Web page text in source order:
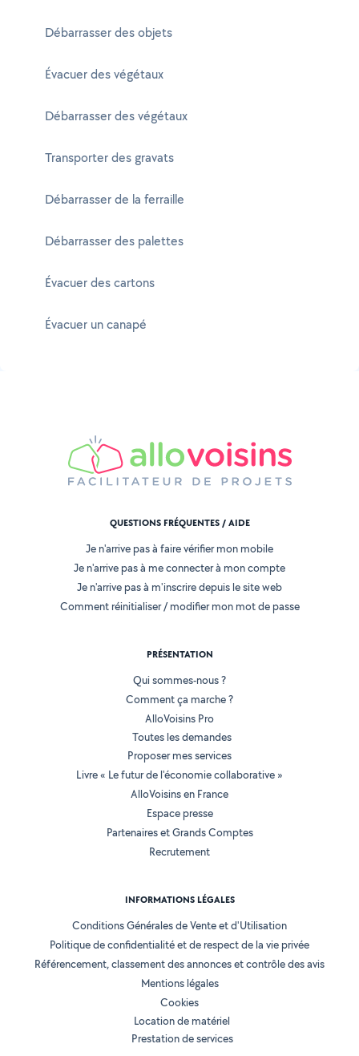
Débarrasser des objets
Évacuer des végétaux
Débarrasser des végétaux
Transporter des gravats
Débarrasser de la ferraille
Débarrasser des palettes
Évacuer des cartons
Évacuer un canapé
QUESTIONS FRÉQUENTES / AIDE
Je n'arrive pas à faire vérifier mon mobile
Je n'arrive pas à me connecter à mon compte
Je n'arrive pas à m'inscrire depuis le site web
Comment réinitialiser / modifier mon mot de passe
PRÉSENTATION
Qui sommes-nous ?
Comment ça marche ?
AlloVoisins Pro
Toutes les demandes
Proposer mes services
Livre « Le futur de l'économie collaborative »
AlloVoisins en France
Espace presse
Partenaires et Grands Comptes
Recrutement
INFORMATIONS LÉGALES
Conditions Générales de Vente et d'Utilisation
Politique de confidentialité et de respect de la vie privée
Référencement, classement des annonces et contrôle des avis
Mentions légales
Cookies
Location de matériel
Prestation de services